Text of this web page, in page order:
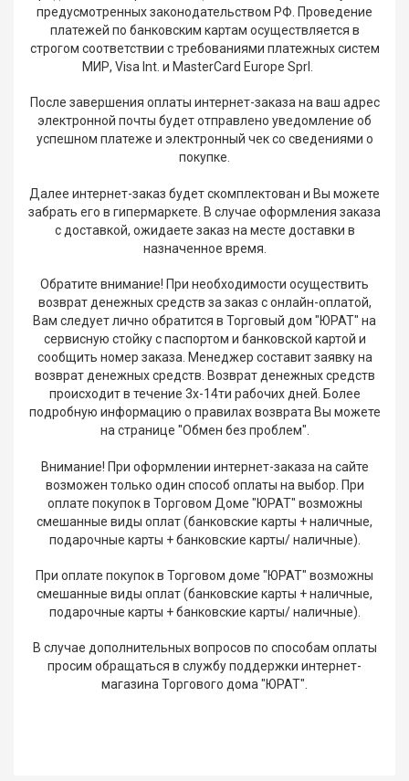
предусмотренных законодательством РФ. Проведение
платежей по банковским картам осуществляется в
строгом соответствии с требованиями платежных систем
МИР, Visa Int. и MasterCard Europe Sprl.
После завершения оплаты интернет-заказа на ваш адрес
электронной почты будет отправлено уведомление об
успешном платеже и электронный чек со сведениями о
покупке.
Далее интернет-заказ будет скомплектован и Вы можете
забрать его в гипермаркете. В случае оформления заказа
с доставкой, ожидаете заказ на месте доставки в
назначенное время.
Обратите внимание! При необходимости осуществить
возврат денежных средств за заказ с онлайн-оплатой,
Вам следует лично обратится в Торговый дом "ЮРАТ" на
сервисную стойку с паспортом и банковской картой и
сообщить номер заказа. Менеджер составит заявку на
возврат денежных средств. Возврат денежных средств
происходит в течение 3х-14ти рабочих дней. Более
подробную информацию о правилах возврата Вы можете
на странице "Обмен без проблем".
Внимание! При оформлении интернет-заказа на сайте
возможен только один способ оплаты на выбор. При
оплате покупок в Торговом Доме "ЮРАТ" возможны
смешанные виды оплат (банковские карты + наличные,
подарочные карты + банковские карты/ наличные).
При оплате покупок в Торговом доме "ЮРАТ" возможны
смешанные виды оплат (банковские карты + наличные,
подарочные карты + банковские карты/ наличные).
В случае дополнительных вопросов по способам оплаты
просим обращаться в службу поддержки интернет-
магазина Торгового дома "ЮРАТ".